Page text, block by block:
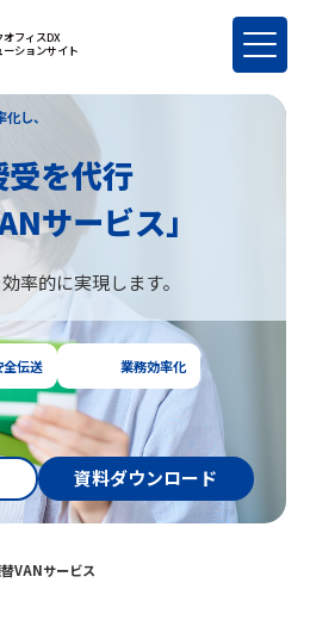
オフィスDX
ーションサイト
し、
を代行
サービス」
率的に実現します。
全伝送 業務効率化
資料ダウンロード
VANサービス